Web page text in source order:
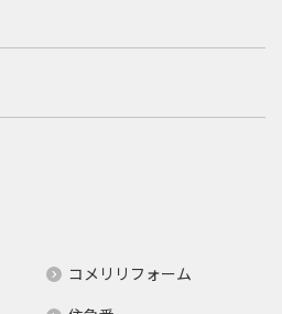
コメリリフォーム